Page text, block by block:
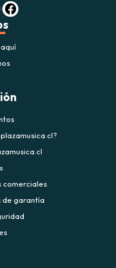
comerciales
de garantía